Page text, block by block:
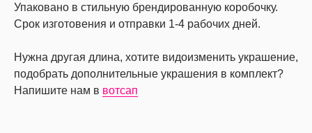
Упаковано в стильную брендированную коробочку.
Срок изготовения и отправки 1-4 рабочих дней.
Нужна другая длина, хотите видоизменить украшение,
подобрать дополнительные украшения в комплект?
Напишите нам в вотсап